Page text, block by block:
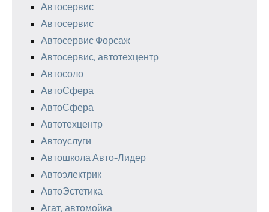
Автосервис
Автосервис
Автосервис Форсаж
Автосервис, автотехцентр
Автосоло
АвтоСфера
АвтоСфера
Автотехцентр
Автоуслуги
Автошкола Авто-Лидер
Автоэлектрик
АвтоЭстетика
Агат, автомойка